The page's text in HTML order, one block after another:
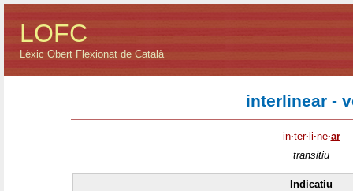
LOFC
Lèxic Obert Flexionat de Català
interlinear -
in·ter· li·ne·ar
transitiu
Indicatiu